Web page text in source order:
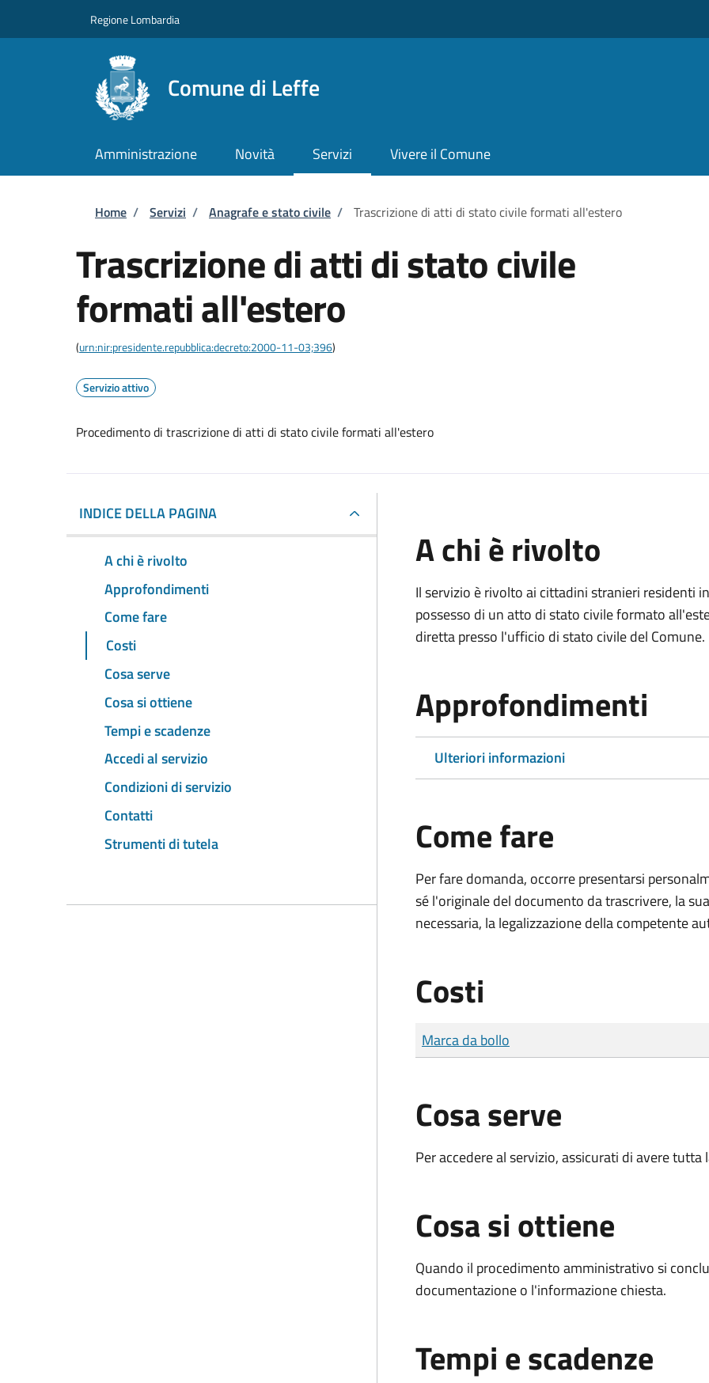
Regione Lombardia
Comune di Leffe
Amministrazione Novità Servizi Vivere il Comune
Briciole di pane
Home / Servizi / Anagrafe e stato civile / Trascrizione di atti di stato civile formati all'estero
Trascrizione di atti di stato civile
formati all'estero
(urn:nir:presidente.repubblica:decreto:2000-11-03;396)
Servizio attivo
Procedimento di trascrizione di atti di stato civile formati all'estero
INDICE DELLA PAGINA
A chi è rivolto
Approfondimenti
Come fare
Costi
Cosa serve
Cosa si ottiene
Tempi e scadenze
Accedi al servizio
Condizioni di servizio
Contatti
Strumenti di tutela
A chi è rivolto
Il servizio è rivolto ai cittadini stranieri residenti
possesso di un atto di stato civile formato
diretta presso l'ufficio di stato civile del Comune.
Approfondimenti
Ulteriori informazioni
Come fare
Per fare domanda, occorre presentarsi
sé l'originale del documento da trascrivere, la
necessaria, la legalizzazione della competente
Costi
Tipo di pagamento
Importo
Marca da bollo
Cosa serve
Per accedere al servizio, assicurati di avere
Cosa si ottiene
Quando il procedimento amministrativo si
documentazione o l'informazione chiesta.
Tempi e scadenze